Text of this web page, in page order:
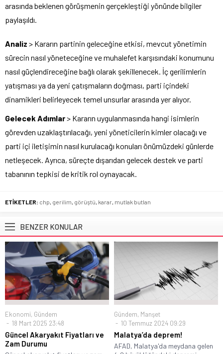
arasında beklenen görüşmenin gerçekleştiği yönünde bilgiler
paylaşıldı.
Analiz > Kararın partinin geleceğine etkisi, mevcut yönetimin
sürecin nasıl yöneteceğine ve muhalefet karşısındaki konumunu
nasıl güçlendireceğine bağlı olarak şekillenecek. İç gerilimlerin
yatışması ya da yeni çatışmaların doğması, parti içindeki
dinamikleri belirleyecek temel unsurlar arasında yer alıyor.
Gelecek Adımlar> Kararın uygulanmasında hangi isimlerin
görevden uzaklaştırılacağı, yeni yöneticilerin kimler olacağı ve
parti içi iletişimin nasıl kurulacağı konuları önümüzdeki günlerde
netleşecek. Ayrıca, süreçte dışarıdan gelecek destek ve parti
tabanının tepkisi de kritik rol oynayacak.
ETİKETLER: chp, gerilim, görüştü, karar, mutlak butlan
BENZER KONULAR
Ekonomi, Gündem
18 Mart 2025 23:48
Güncel Akaryakıt Fiyatları ve
Zam Durumu
Gündem, Manşet
10 Temmuz 2024 09:29
Malatya’da deprem!
AFAD, Malatya'da meydana gelen